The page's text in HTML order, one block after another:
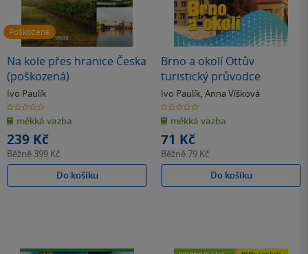
Poškozené
Na kole přes hranice Česka
(poškozená)
Ivo Paulík
0.0
z
5
hvězdiček
měkká vazba
239 Kč
Běžně 399 Kč
Do košíku
Brno a okolí Ottův
turistický průvodce
Ivo Paulík, Anna Víšková
0.0
z
5
hvězdiček
měkká vazba
71 Kč
Běžně79 Kč
Do košíku